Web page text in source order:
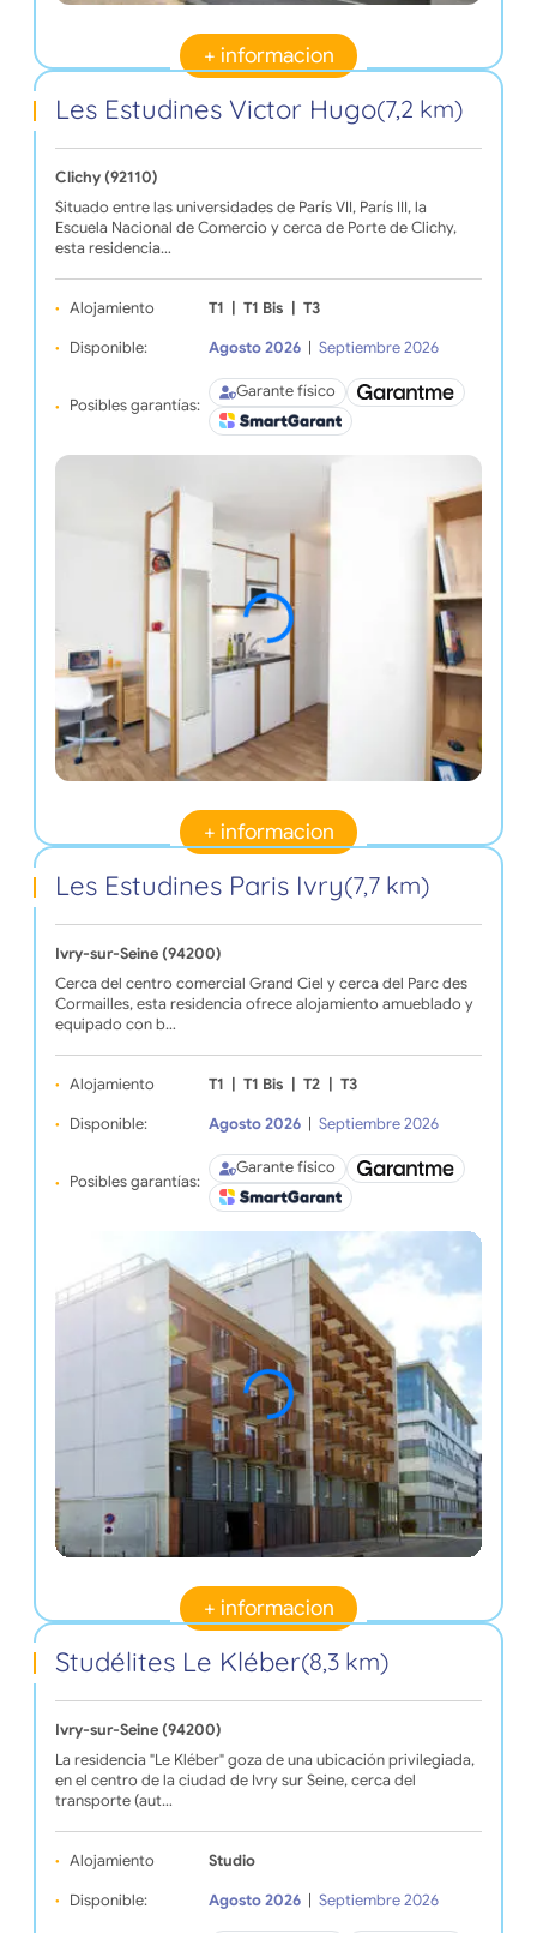
+ informacion
Les Estudines Victor Hugo(7,2 km)
Clichy (92110)
Situado entre las universidades de París VII, París III, la
Escuela Nacional de Comercio y cerca de Porte de Clichy,
esta residencia…
Alojamiento T1 T1 Bis T3
Disponible: Agosto 2026 Septiembre 2026
Posibles garantías:
Garante físico
+ informacion
Les Estudines Paris Ivry(7,7 km)
Ivry-sur-Seine (94200)
Cerca del centro comercial Grand Ciel y cerca del Parc des
Cormailles, esta residencia ofrece alojamiento amueblado y
equipado con b…
Alojamiento T1 T1 Bis T2 T3
Disponible: Agosto 2026 Septiembre 2026
Posibles garantías:
Garante físico
+ informacion
Studélites Le Kléber(8,3 km)
Ivry-sur-Seine (94200)
La residencia "Le Kléber" goza de una ubicación privilegiada,
en el centro de la ciudad de Ivry sur Seine, cerca del
transporte (aut…
Alojamiento Studio
Disponible: Agosto 2026 Septiembre 2026